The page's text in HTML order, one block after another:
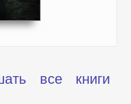
все книги